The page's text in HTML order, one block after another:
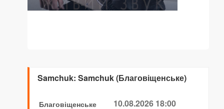
Samchuk: Samchuk (Благовіщенське)
Благовіщенське 10.08.2026 18:00